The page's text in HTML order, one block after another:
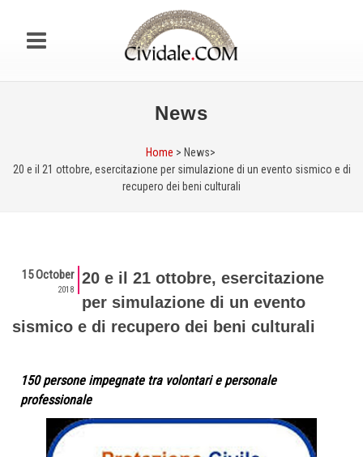
News
Home > News>
20 e il 21 ottobre, esercitazione per simulazione di un evento sismico e di
recupero dei beni culturali
15 October
2018
20 e il 21 ottobre, esercitazione
per simulazione di un evento
sismico e di recupero dei beni culturali
150 persone impegnate tra volontari e personale
professionale